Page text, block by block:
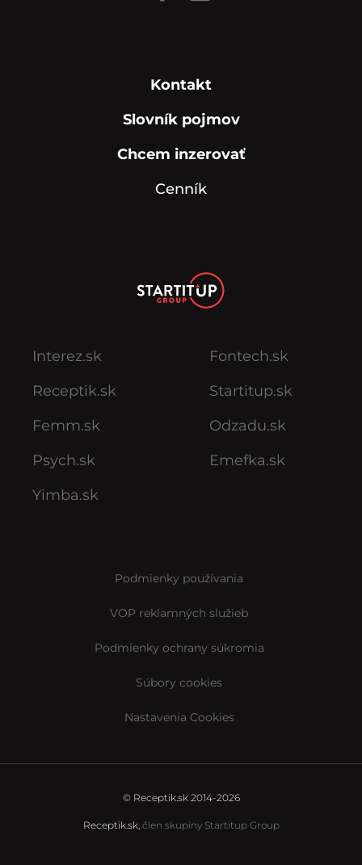
Kontakt
Slovník pojmov
Chcem inzerovať
Cenník
Interez.sk
Receptik.sk
Femm.sk
Psych.sk
Yimba.sk
Fontech.sk
Startitup.sk
Odzadu.sk
Emefka.sk
Podmienky používania
VOP reklamných služieb
Podmienky ochrany súkromia
Súbory cookies
Nastavenia Cookies
© Receptik.sk 2014-2026
Receptik.sk, člen skupiny Startitup Group